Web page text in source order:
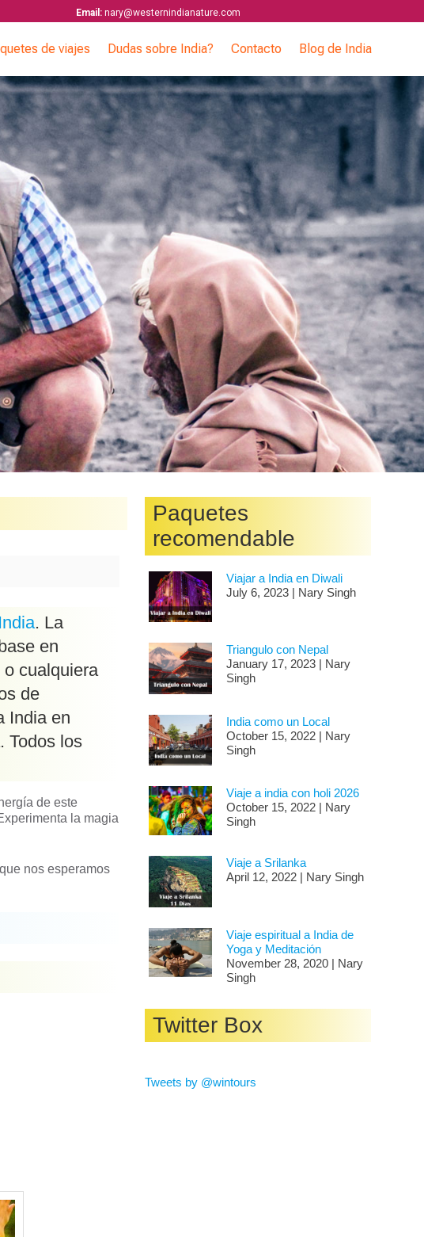
Email: nary@westernindianature.com
de viajes Dudas sobre India? Contacto Blog de India
. La
en
cualquiera
de
India en
Todos los
de este
la magia
nos esperamos
Paquetes
recomendable
Viajar a India en Diwali
July 6, 2023 | Nary Singh
Triangulo con Nepal
January 17, 2023 | Nary
Singh
India como un Local
October 15, 2022 | Nary
Singh
Viaje a india con holi 2026
October 15, 2022 | Nary
Singh
Viaje a Srilanka
April 12, 2022 | Nary Singh
Viaje espiritual a India de
Yoga y Meditación
November 28, 2020 | Nary
Singh
Twitter Box
Tweets by @wintours